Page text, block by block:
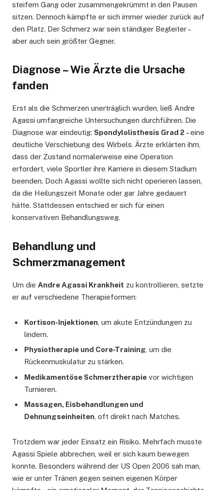
steifem Gang oder zusammengekrümmt in den Pausen
sitzen. Dennoch kämpfte er sich immer wieder zurück auf
den Platz. Der Schmerz war sein ständiger Begleiter –
aber auch sein größter Gegner.
Diagnose – Wie Ärzte die Ursache
fanden
Erst als die Schmerzen unerträglich wurden, ließ Andre
Agassi umfangreiche Untersuchungen durchführen. Die
Diagnose war eindeutig: Spondylolisthesis Grad 2– eine
deutliche Verschiebung des Wirbels. Ärzte erklärten ihm,
dass der Zustand normalerweise eine Operation
erfordert, viele Sportler ihre Karriere in diesem Stadium
beenden. Doch Agassi wollte sich nicht operieren lassen,
da die Heilungszeit Monate oder gar Jahre gedauert
hätte. Stattdessen entschied er sich für einen
konservativen Behandlungsweg.
Behandlung und
Schmerzmanagement
Um die Andre Agassi Krankheit zu kontrollieren, setzte
er auf verschiedene Therapieformen:
Kortison-Injektionen , um akute Entzündungen zu
lindern.
Physiotherapie und Core-Training , um die
Rückenmuskulatur zu stärken.
Medikamentöse Schmerztherapie vor wichtigen
Turnieren.
Massagen, Eisbehandlungen und
Dehnungseinheiten , oft direkt nach Matches.
Trotzdem war jeder Einsatz ein Risiko. Mehrfach musste
Agassi Spiele abbrechen, weil er sich kaum bewegen
konnte. Besonders während der US Open 2006 sah man,
wie er unter Tränen gegen seinen eigenen Körper